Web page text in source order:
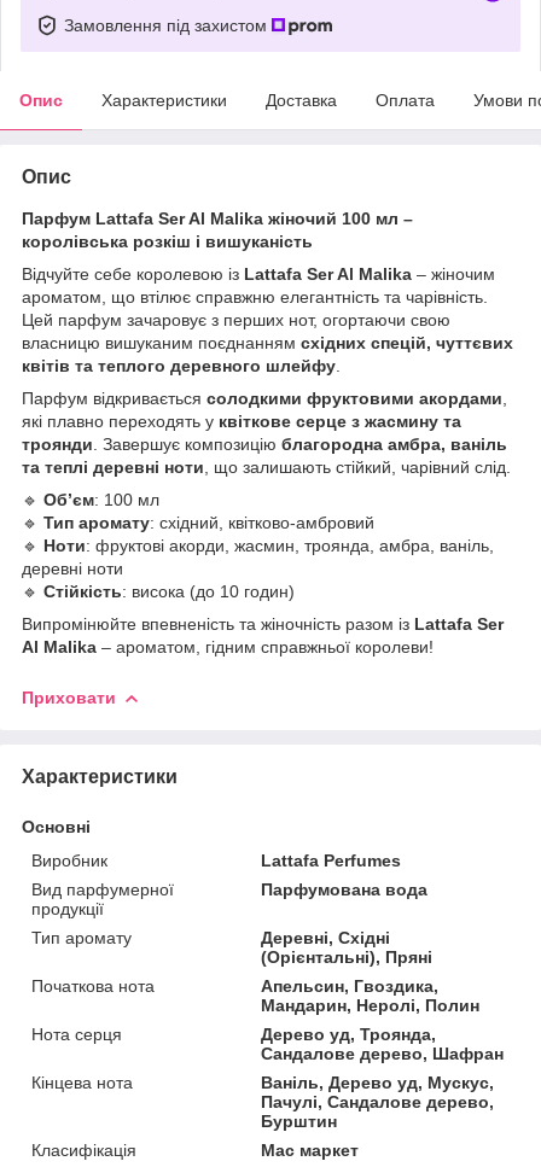
Замовлення під захистом
Опис Характеристики Доставка Оплата Умови
Опис
Парфум Lattafa Ser Al Malika жіночий 100 мл –
королівська розкіш і вишуканість
Відчуйте себе королевою із Lattafa Ser Al Malika – жіночим
ароматом, що втілює справжню елегантність та чарівність.
Цей парфум зачаровує з перших нот, огортаючи свою
власницю вишуканим поєднанням східних спецій, чуттєвих
квітів та теплого деревного шлейфу
Парфум відкривається солодкими фруктовими акордами
які плавно переходять у квіткове серце з жасмину та
троянди . Завершує композицію благородна амбра, ваніль
та теплі деревні ноти , що залишають стійкий, чарівний слід.
🔹 Об’єм: 100 мл
🔹 Тип аромату: східний, квітково-амбровий
🔹 Ноти: фруктові акорди, жасмин, троянда, амбра, ваніль,
деревні ноти
🔹 Стійкість: висока (до 10 годин)
Випромінюйте впевненість та жіночність разом із Lattafa Ser
Al Malika – ароматом, гідним справжньої королеви!
Приховати
Характеристики
Основні
Виробник
Lattafa Perfumes
Вид парфумерної
продукції
Парфумована вода
Тип аромату
Деревні, Східні
(Орієнтальні), Пряні
Початкова нота
Апельсин, Гвоздика,
Мандарин, Неролі, Полин
Нота серця
Дерево уд, Троянда,
Сандалове дерево, Шафран
Кінцева нота
Ваніль, Дерево уд, Мускус,
Пачулі, Сандалове дерево,
Бурштин
Класифікація
Мас маркет